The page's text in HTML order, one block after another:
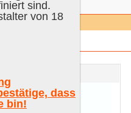
Alle
Years Old «The Un-
Linkwood «Old Particular»
21 Years Old Single Cask
Malt 1997
sind.
von 18
dass
bin!